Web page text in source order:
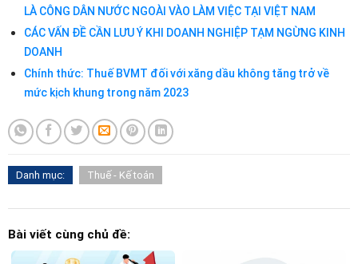
LÀ CÔNG DÂN NƯỚC NGOÀI VÀO LÀM VIỆC TẠI VIỆT NAM
CÁC VẤN ĐỀ CẦN LƯU Ý KHI DOANH NGHIỆP TẠM NGỪNG KINH
DOANH
Chính thức: Thuế BVMT đối với xăng dầu không tăng trở về
mức kịch khung trong năm 2023
Danh mục: Thuế - Kế toán
Bài viết cùng chủ đề: